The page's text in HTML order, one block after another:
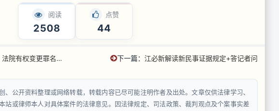
阅读
2508
点赞
44
权变更罪名调整量刑 下一篇： 江必新解读新民事证据规定+答记者问
、公开资料整理或网络转载，转载内容已尽可能注明作者及出处。文章仅供法律学习、
站或律师本人对具体案件的法律意见。因法律规定、司法政策、裁判观点及个案事实差